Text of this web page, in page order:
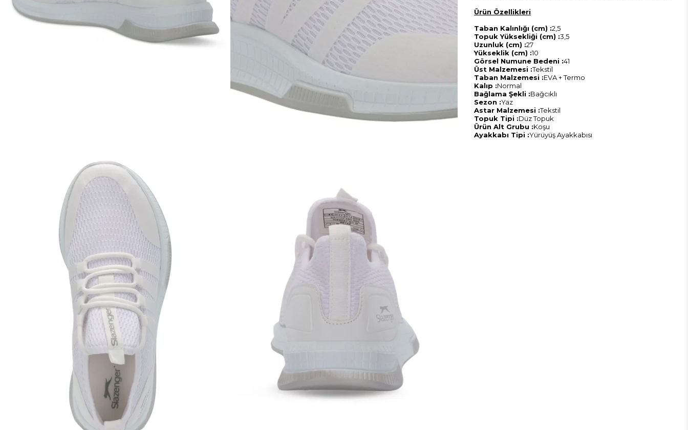
Ürün Özellikleri
Taban Kalınlığı (cm) :2,5
Topuk Yüksekliği (cm) :3,5
Uzunluk (cm) :27
Yükseklik (cm) :10
Görsel Numune Bedeni :41
Üst Malzemesi :Tekstil
Taban Malzemesi :EVA + Termo
Kalıp :Normal
Bağlama Şekli :Bağcıklı
Sezon :Yaz
Astar Malzemesi :Tekstil
Topuk Tipi :Düz Topuk
Ürün Alt Grubu :Koşu
Ayakkabı Tipi :Yürüyüş Ayakkabısı